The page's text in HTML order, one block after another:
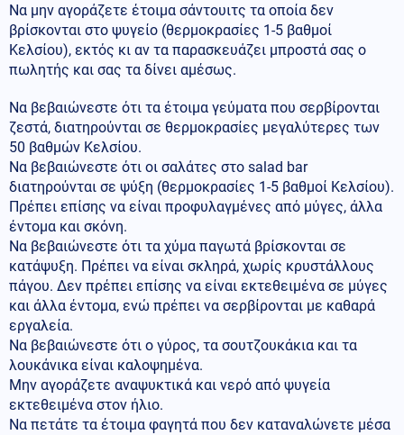
Να μην αγοράζετε έτοιμα σάντουιτς τα οποία δεν
βρίσκονται στο ψυγείο (θερμοκρασίες 1-5 βαθμοί
Κελσίου), εκτός κι αν τα παρασκευάζει μπροστά σας ο
πωλητής και σας τα δίνει αμέσως.
Να βεβαιώνεστε ότι τα έτοιμα γεύματα που σερβίρονται
ζεστά, διατηρούνται σε θερμοκρασίες μεγαλύτερες των
50 βαθμών Κελσίου.
Να βεβαιώνεστε ότι οι σαλάτες στο salad bar
διατηρούνται σε ψύξη (θερμοκρασίες 1-5 βαθμοί Κελσίου).
Πρέπει επίσης να είναι προφυλαγμένες από μύγες, άλλα
έντομα και σκόνη.
Να βεβαιώνεστε ότι τα χύμα παγωτά βρίσκονται σε
κατάψυξη. Πρέπει να είναι σκληρά, χωρίς κρυστάλλους
πάγου. Δεν πρέπει επίσης να είναι εκτεθειμένα σε μύγες
και άλλα έντομα, ενώ πρέπει να σερβίρονται με καθαρά
εργαλεία.
Να βεβαιώνεστε ότι ο γύρος, τα σουτζουκάκια και τα
λουκάνικα είναι καλοψημένα.
Μην αγοράζετε αναψυκτικά και νερό από ψυγεία
εκτεθειμένα στον ήλιο.
Να πετάτε τα έτοιμα φαγητά που δεν καταναλώνετε μέσα